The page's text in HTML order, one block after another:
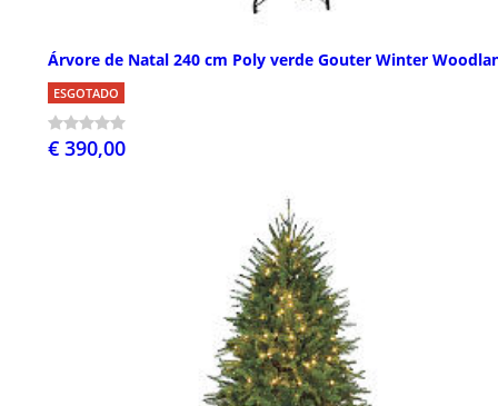
Árvore de Natal 240 cm Poly verde Gouter Winter
ESGOTADO
€ 390,00